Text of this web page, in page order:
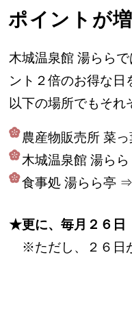
ポイントが
木城温泉館 湯らら
ント２倍のお得な日
以下の場所でもそ
農産物販売所 菜
木城温泉館 湯ら
食事処 湯らら亭
★更に、毎月２６日
※ただし、２６日